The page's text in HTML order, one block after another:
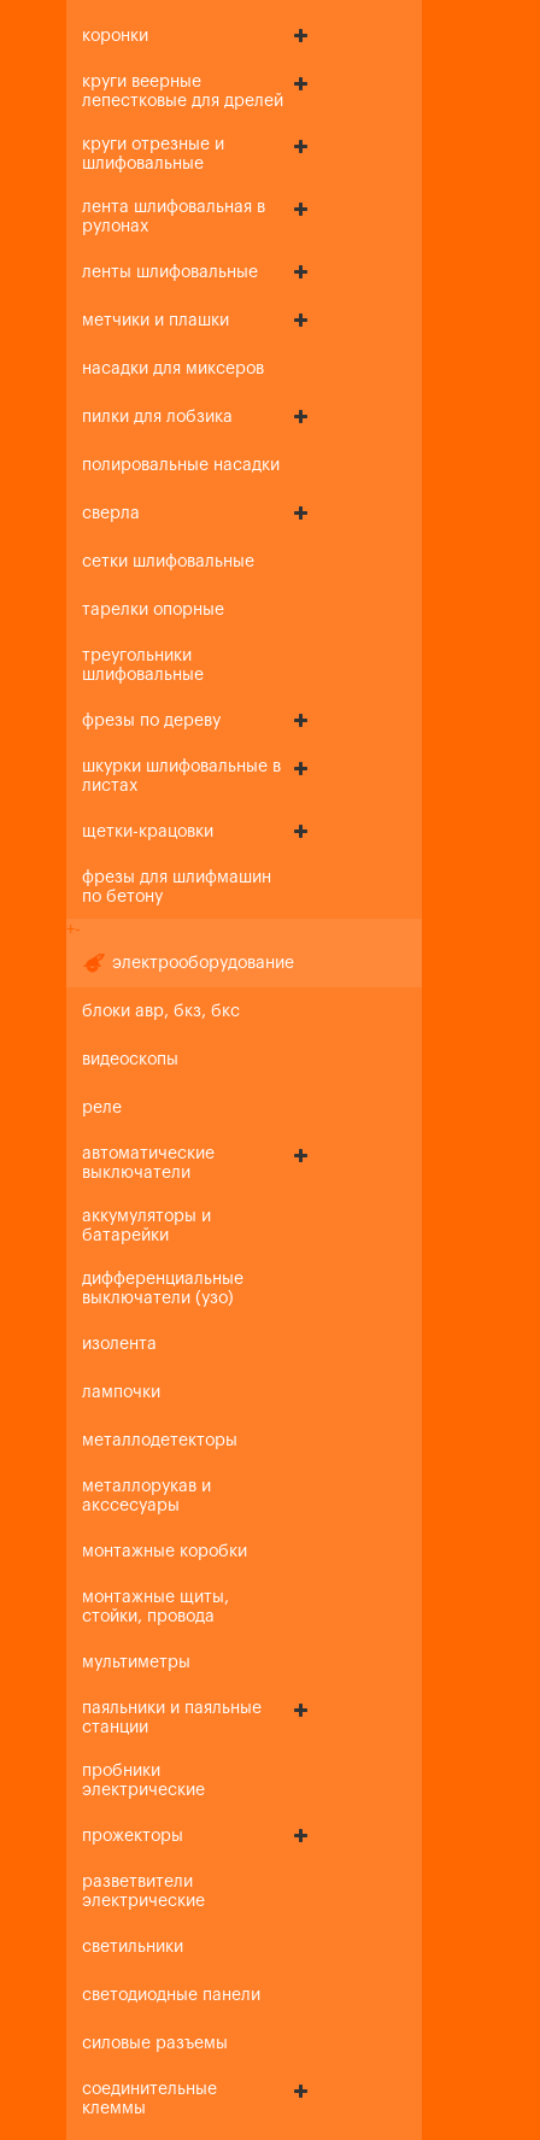
коронки
круги веерные
лепестковые для дрелей
круги отрезные и
шлифовальные
лента шлифовальная в
рулонах
ленты шлифовальные
метчики и плашки
насадки для миксеров
пилки для лобзика
полировальные насадки
сверла
сетки шлифовальные
тарелки опорные
треугольники
шлифовальные
фрезы по дереву
шкурки шлифовальные в
листах
щетки-крацовки
фрезы для шлифмашин
по бетону
+-
электрооборудование
блоки авр, бкз, бкс
видеоскопы
реле
автоматические
выключатели
аккумуляторы и
батарейки
дифференциальные
выключатели (узо)
изолента
лампочки
металлодетекторы
металлорукав и
акссесуары
монтажные коробки
монтажные щиты,
стойки, провода
мультиметры
паяльники и паяльные
станции
пробники
электрические
прожекторы
разветвители
электрические
светильники
светодиодные панели
силовые разъемы
соединительные
клеммы